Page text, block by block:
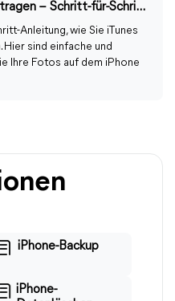
iTunes Bilder auf iPhone übertragen – Schritt-für-Schritt-Anleitung
Anleitung, wie Sie iTunes
Hier sind einfache und
Ihre Fotos auf dem iPhone
iPhone-Backup
iPhone-